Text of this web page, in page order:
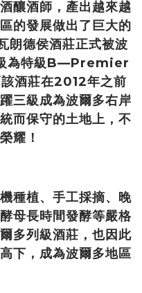
釀酒師，產出越來越
的發展做出了巨大的
朗德侯酒莊正式被波
為特級B—Premier
酒莊在2012年之前
三級成為波爾多右岸
而保守的土地上，不
耀！
種植、手工採摘、晚
母長時間發酵等嚴格
多列級酒莊，也因此
下，成為波爾多地區